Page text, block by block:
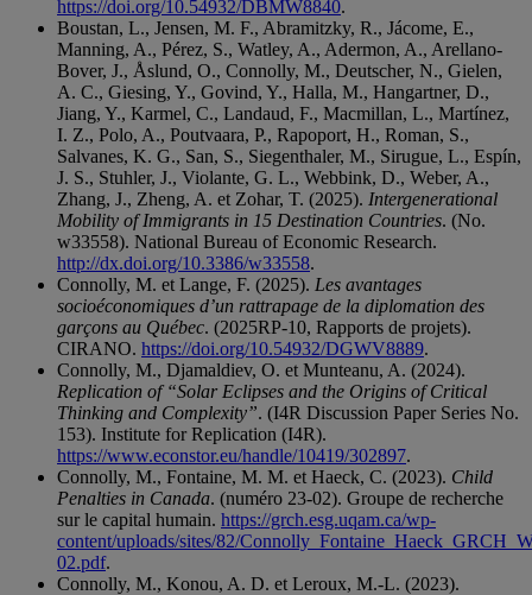
https://doi.org/10.54932/DBMW8840.
Boustan, L., Jensen, M. F., Abramitzky, R., Jácome, E.,
Manning, A., Pérez, S., Watley, A., Adermon, A., Arellano-
Bover, J., Åslund, O., Connolly, M., Deutscher, N., Gielen,
A. C., Giesing, Y., Govind, Y., Halla, M., Hangartner, D.,
Jiang, Y., Karmel, C., Landaud, F., Macmillan, L., Martínez,
I. Z., Polo, A., Poutvaara, P., Rapoport, H., Roman, S.,
Salvanes, K. G., San, S., Siegenthaler, M., Sirugue, L., Espín,
J. S., Stuhler, J., Violante, G. L., Webbink, D., Weber, A.,
Zhang, J., Zheng, A. et Zohar, T. (2025). Intergenerational
Mobility of Immigrants in 15 Destination Countries. (No.
w33558). National Bureau of Economic Research.
http://dx.doi.org/10.3386/w33558.
Connolly, M. et Lange, F. (2025). Les avantages
socioéconomiques d’un rattrapage de la diplomation des
garçons au Québec. (2025RP-10, Rapports de projets).
CIRANO. https://doi.org/10.54932/DGWV8889.
Connolly, M., Djamaldiev, O. et Munteanu, A. (2024).
Replication of “Solar Eclipses and the Origins of Critical
Thinking and Complexity”. (I4R Discussion Paper Series No.
153). Institute for Replication (I4R).
https://www.econstor.eu/handle/10419/302897.
Connolly, M., Fontaine, M. M. et Haeck, C. (2023). Child
Penalties in Canada. (numéro 23-02). Groupe de recherche
sur le capital humain. https://grch.esg.uqam.ca/wp-
content/uploads/sites/82/
02.pdf.
Connolly, M., Konou, A. D. et Leroux, M.-L. (2023).